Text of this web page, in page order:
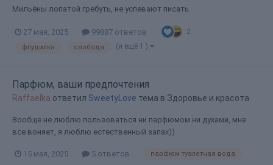
Мильёны лопатой гребуть, не успевают писать
27 мая, 2025 99887 ответов 2
флудилка свобода (и ещё 1 )
Парфюм, ваши предпочтения
Raffaelka ответил SweetyLove тема в Здоровье и красота
Вообще не люблю пользоваться ни парфюмом ни духами, мне
все воняет, я люблю естественный запах))
15 мая, 2025 5 ответов парфюм туалетная вода